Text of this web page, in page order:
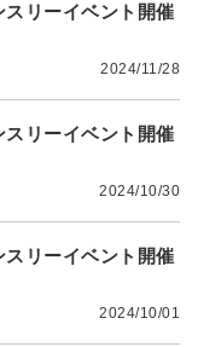
リーイベント開催
2024/11/28
リーイベント開催
2024/10/30
リーイベント開催
2024/10/01